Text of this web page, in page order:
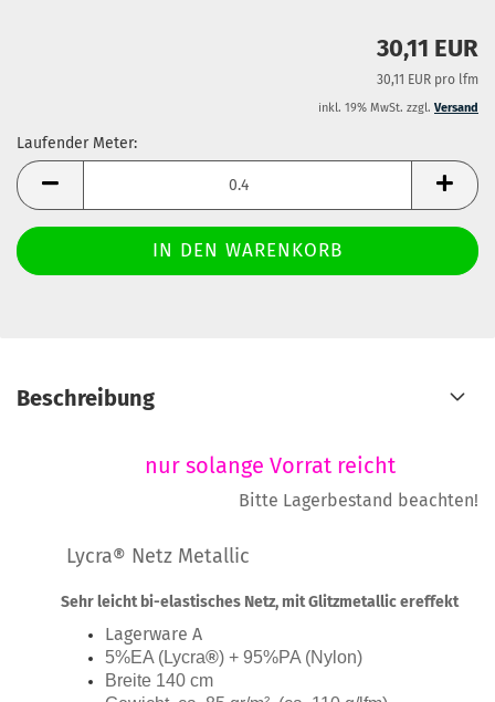
30,11 EUR
30,11 EUR pro lfm
inkl. 19% MwSt. zzgl. Versand
Laufender Meter:
Laufender
Meter
Beschreibung
nur solange Vorrat reicht
Bitte Lagerbestand beachten!
Lycra® Netz Metallic
Sehr leicht bi-elastisches Netz, mit Glitzmetallic ereffekt
Lagerware A
5%EA (Lycra®) + 95%PA (Nylon)
Breite 140 cm